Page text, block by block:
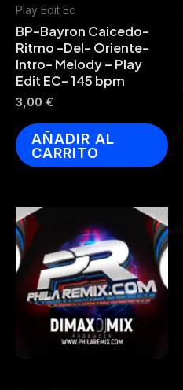
Play Edit Ec
BP-Bayron Caicedo-
Ritmo -Del- Oriente-
Intro- Melody – Play
Edit EC- 145 bpm
3,00 €
AÑADIR AL
CARRITO